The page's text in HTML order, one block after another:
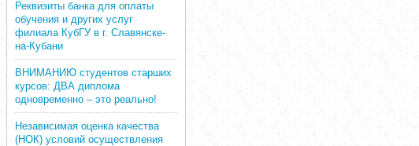
Реквизиты банка для оплаты
обучения и других услуг
филиала КубГУ в г. Славянске-
на-Кубани
ВНИМАНИЮ студентов старших
курсов: ДВА диплома
одновременно – это реально!
Независимая оценка качества
(НОК) условий осуществления